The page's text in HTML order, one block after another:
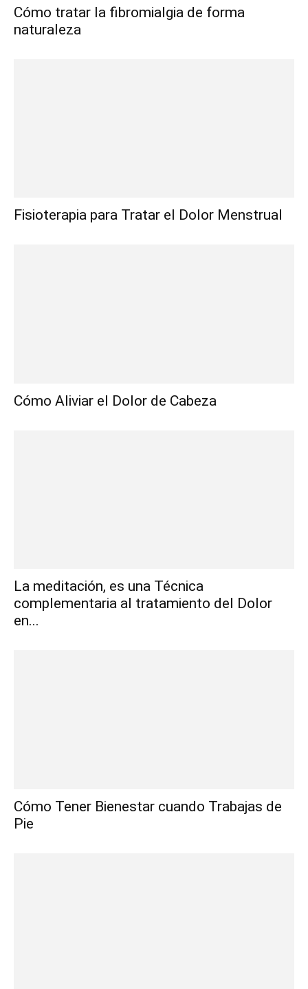
Cómo tratar la fibromialgia de forma
naturaleza
Fisioterapia para Tratar el Dolor Menstrual
Cómo Aliviar el Dolor de Cabeza
La meditación, es una Técnica
complementaria al tratamiento del Dolor
en...
Cómo Tener Bienestar cuando Trabajas de
Pie